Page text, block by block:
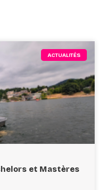
ACTUALITÉS
et Mastères